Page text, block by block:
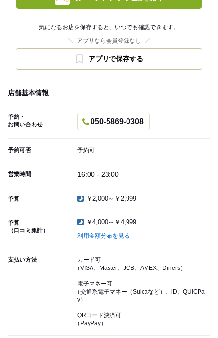
気になるお店を保存すると、いつでも確認できます。
アプリなら会員登録なし
アプリで保存する
店舗基本情報
予約・
お問い合わせ
050-5869-0308
予約可否 予約可
営業時間 16:00 - 23:00
予算 ￥2,000～￥2,999
予算
（口コミ集計）
￥4,000～￥4,999
利用金額分布を見る
支払い方法
カード可
（VISA、Master、JCB、AMEX、Diners）
電子マネー可
（交通系電子マネー（Suicaなど）、iD、QUICPa
y）
QRコード決済可
（PayPay）